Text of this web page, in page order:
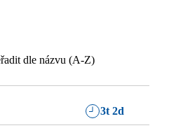
dle názvu (A-Z)
3t 2d